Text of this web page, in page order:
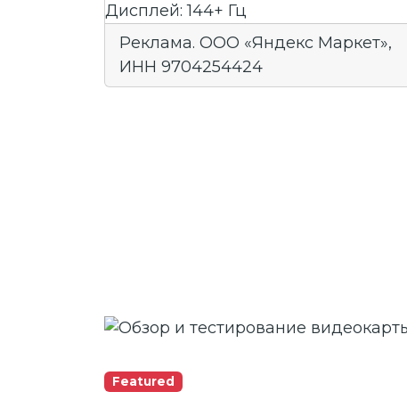
Дисплей: 144+ Гц
Реклама. ООО «Яндекс Маркет»,
ИНН 9704254424
Featured